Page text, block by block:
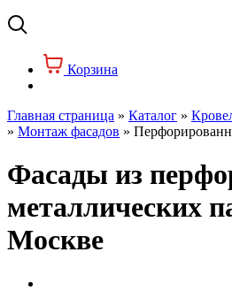
Корзина
Главная страница » Каталог »
» Монтаж фасадов »
Фасады из
металлических
Москве